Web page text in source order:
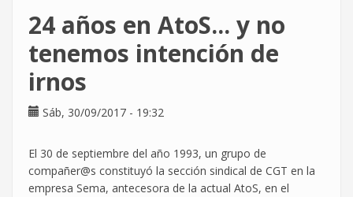
24 años en AtoS... y no
tenemos intención de
irnos
Sáb, 30/09/2017 - 19:32
El 30 de septiembre del año 1993, un grupo de
compañer@s constituyó la sección sindical de CGT en la
empresa Sema, antecesora de la actual AtoS, en el